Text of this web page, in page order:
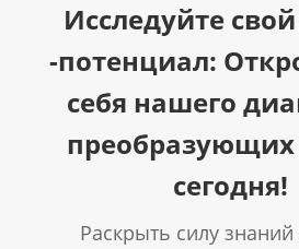
Исследуйте
-потенциал:
себя нашего
преобразующих
сегодня!
Раскрыть силу